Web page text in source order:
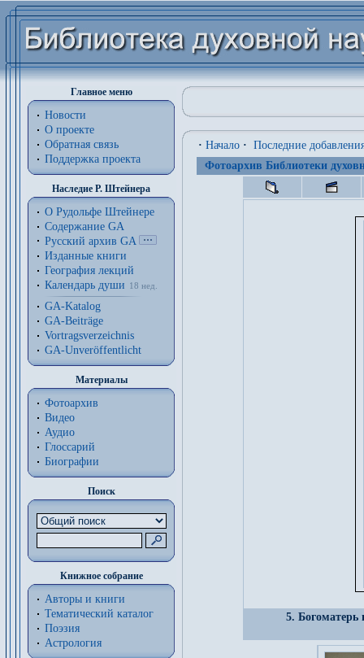
Главное меню
Новости
О проекте
Обратная связь
Поддержка проекта
Наследие Р. Штейнера
О Рудольфе Штейнере
Содержание GA
Русский архив GA
Изданные книги
География лекций
Календарь души
18 нед.
GA-Katalog
GA-Beiträge
Vortragsverzeichnis
GA-Unveröffentlicht
Материалы
Фотоархив
Видео
Аудио
Глоссарий
Биографии
Поиск
Книжное собрание
Авторы и книги
Тематический каталог
Поэзия
Астрология
· Начало · Последние
Фотоархив Библиотеки
5.